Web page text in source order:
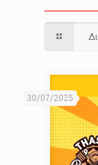
30/07/2025